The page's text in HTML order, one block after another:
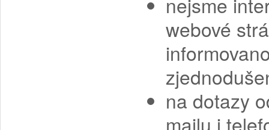
webové
na dotazy
mailu i